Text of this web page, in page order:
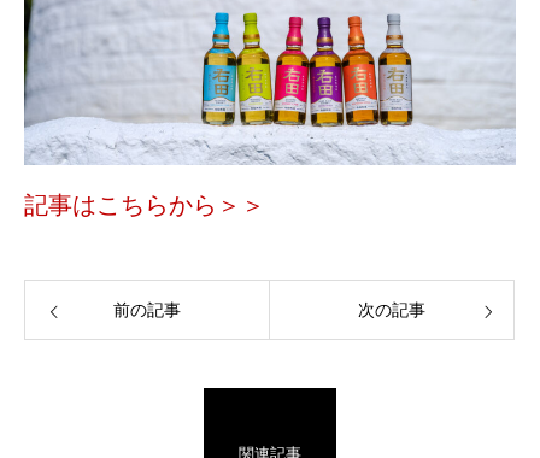
記事はこちらから＞＞
前の記事 次の記事
関連記事